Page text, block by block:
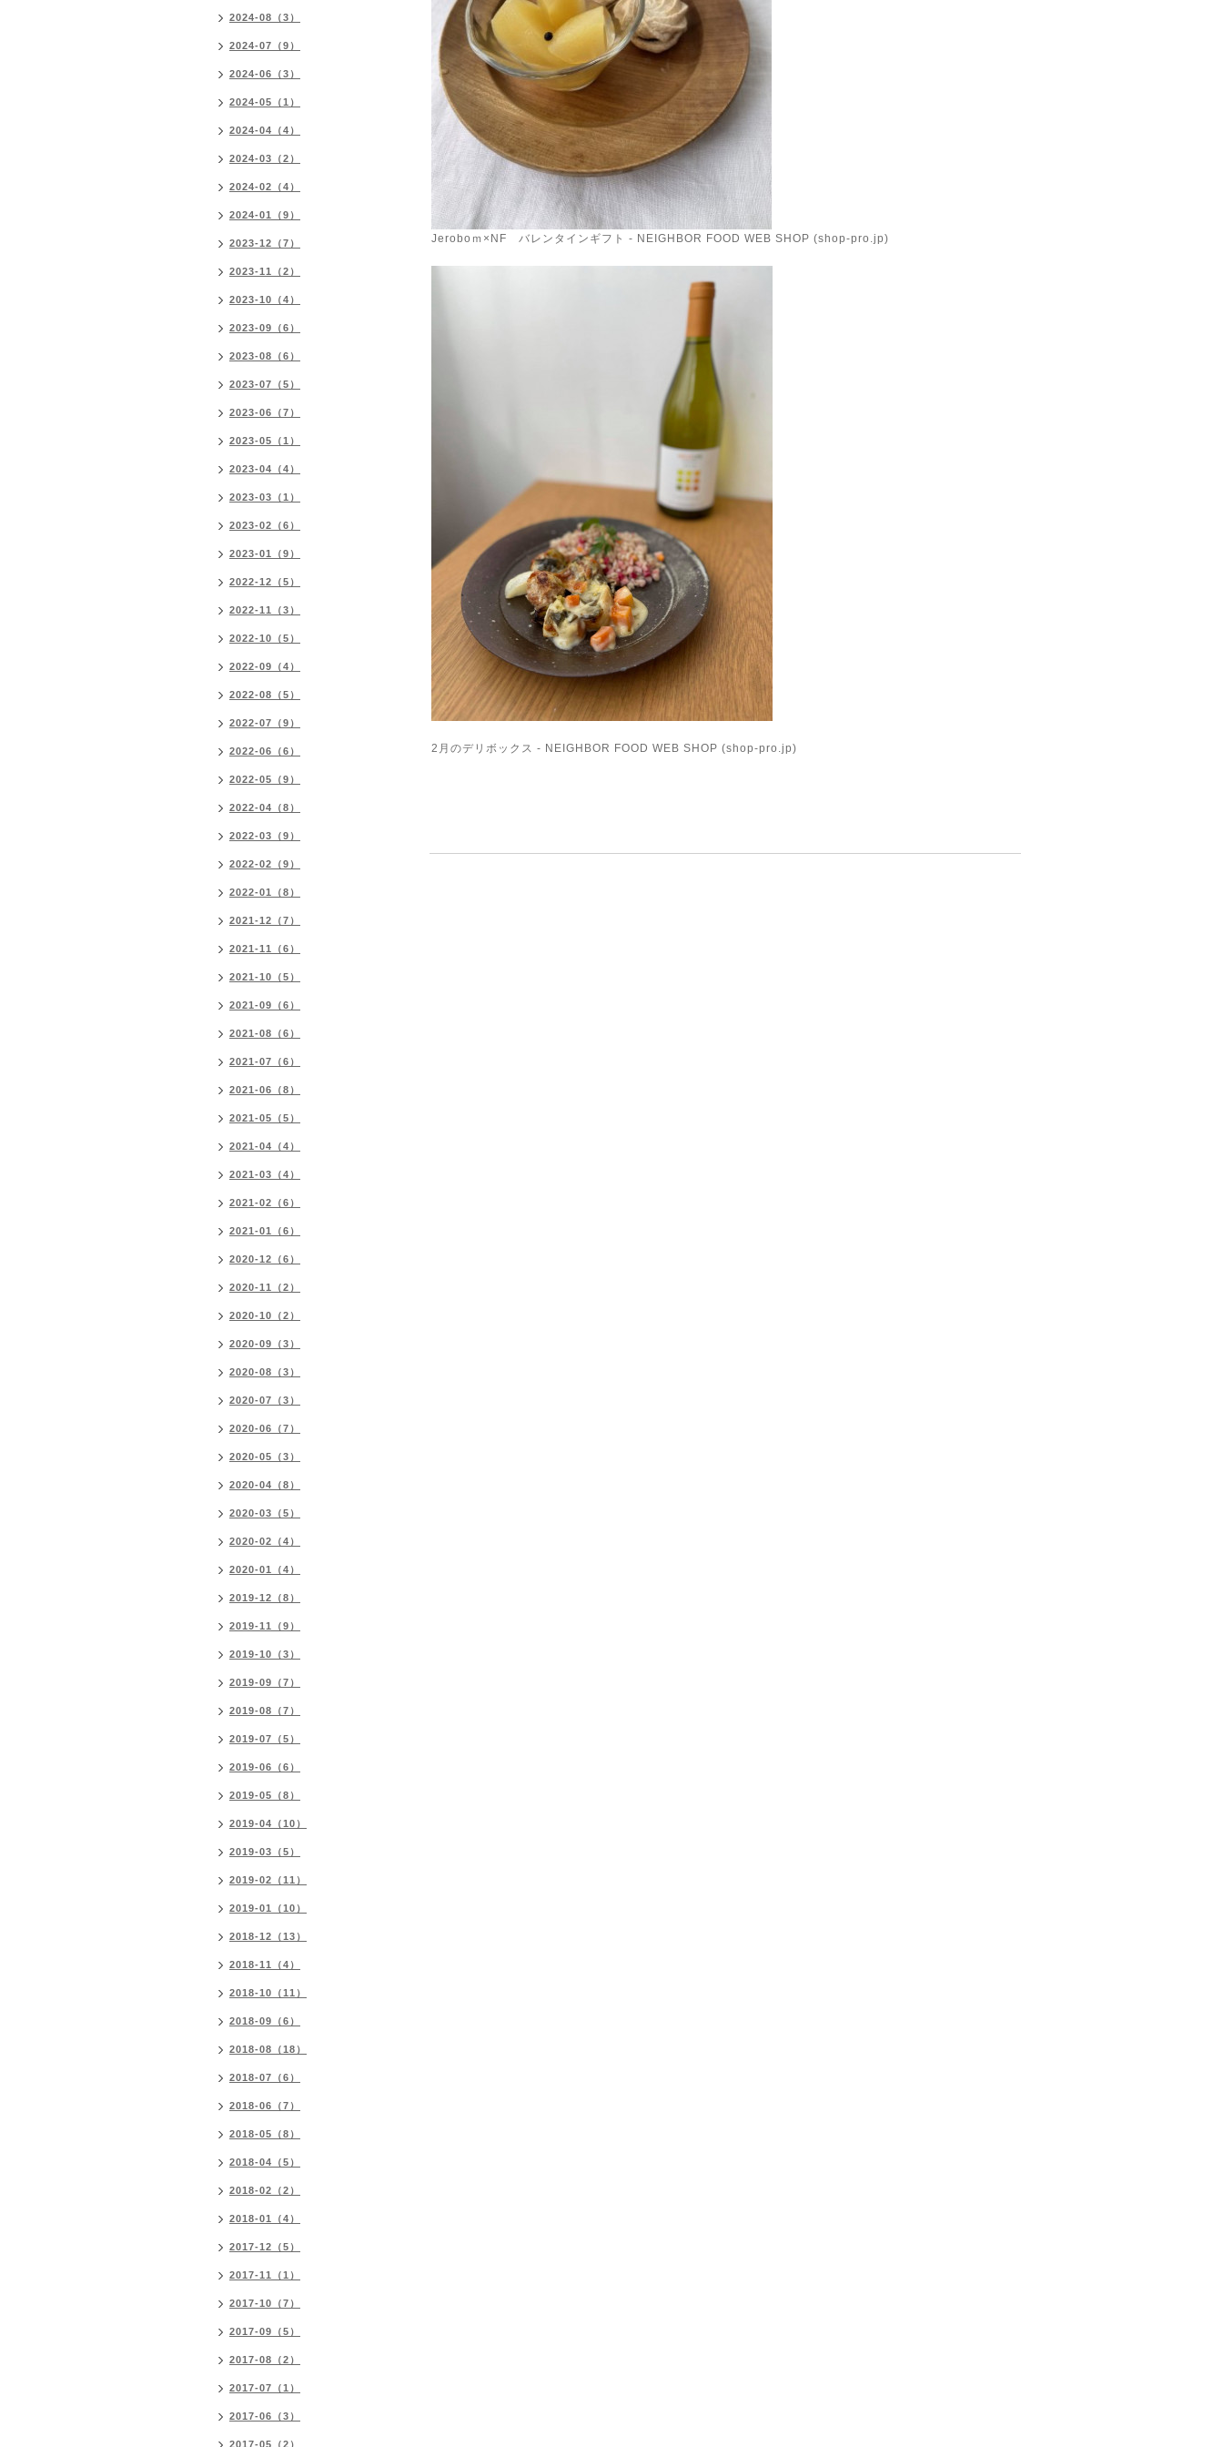
Jeroboｍ×NF バレンタインギフト - NEIGHBOR FOOD WEB SHOP (shop-pro.jp)
2月のデリボックス - NEIGHBOR FOOD WEB SHOP (shop-pro.jp)
2024-08（3）
2024-07（9）
2024-06（3）
2024-05（1）
2024-04（4）
2024-03（2）
2024-02（4）
2024-01（9）
2023-12（7）
2023-11（2）
2023-10（4）
2023-09（6）
2023-08（6）
2023-07（5）
2023-06（7）
2023-05（1）
2023-04（4）
2023-03（1）
2023-02（6）
2023-01（9）
2022-12（5）
2022-11（3）
2022-10（5）
2022-09（4）
2022-08（5）
2022-07（9）
2022-06（6）
2022-05（9）
2022-04（8）
2022-03（9）
2022-02（9）
2022-01（8）
2021-12（7）
2021-11（6）
2021-10（5）
2021-09（6）
2021-08（6）
2021-07（6）
2021-06（8）
2021-05（5）
2021-04（4）
2021-03（4）
2021-02（6）
2021-01（6）
2020-12（6）
2020-11（2）
2020-10（2）
2020-09（3）
2020-08（3）
2020-07（3）
2020-06（7）
2020-05（3）
2020-04（8）
2020-03（5）
2020-02（4）
2020-01（4）
2019-12（8）
2019-11（9）
2019-10（3）
2019-09（7）
2019-08（7）
2019-07（5）
2019-06（6）
2019-05（8）
2019-04（10）
2019-03（5）
2019-02（11）
2019-01（10）
2018-12（13）
2018-11（4）
2018-10（11）
2018-09（6）
2018-08（18）
2018-07（6）
2018-06（7）
2018-05（8）
2018-04（5）
2018-02（2）
2018-01（4）
2017-12（5）
2017-11（1）
2017-10（7）
2017-09（5）
2017-08（2）
2017-07（1）
2017-06（3）
2017-05（2）